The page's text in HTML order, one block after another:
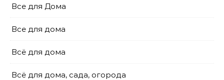
Все для Дома
Все для дома
Всё для дома
Всё для дома, сада, огорода